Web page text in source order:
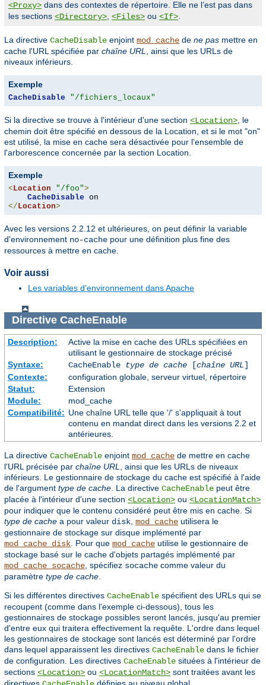
<Proxy> dans des contextes de répertoire. Elle ne l’est pas dans
les sections <Directory> <Files> ou <If>
La directive CacheDisable enjoint mod_cache de ne pas mettre en
cache l'URL spécifiée par chaîne URL
, ainsi que les URLs de
niveaux inférieurs.
Exemple
CacheDisable "/fichiers_locaux"
Si la directive se trouve à l'intérieur d'une section <Location> , le
chemin doit être spécifié en dessous de la Location, et si le mot "on"
est utilisé, la mise en cache sera désactivée pour l'ensemble de
l'arborescence concernée par la section Location.
Exemple
<Location "/foo">
CacheDisable
</Location>
Avec les versions 2.2.12 et ultérieures, on peut définir la variable
d'environnement no-cache pour une définition plus fine des
ressources à mettre en cache.
Voir aussi
Les variables d'environnement dans Apache
Directive CacheEnable
Description:
Active la mise en cache des URLs spécifiées en
utilisant le gestionnaire de stockage précisé
Syntaxe:
CacheEnable type de cache[chaîne URL]
Contexte:
configuration globale, serveur virtuel, répertoire
Statut:
Extension
Module:
mod_cache
Compatibilité: Une chaîne URL telle que '/' s'appliquait à tout
contenu en mandat direct dans les versions 2.2 et
antérieures.
La directive CacheEnable enjoint mod_cache de mettre en cache
l'URL précisée par chaîne URL
, ainsi que les URLs de niveaux
inférieurs. Le gestionnaire de stockage du cache est spécifié à l'aide
de l'argument type de cache . La directive CacheEnable peut être
placée à l'intérieur d'une section <Location> ou <LocationMatch>
pour indiquer que le contenu considéré peut être mis en cache. Si
type de cache a pour valeur disk mod_cache utilisera le
gestionnaire de stockage sur disque implémenté par
mod_cache_disk . Pour que mod_cache utilise le gestionnaire de
stockage basé sur le cache d'objets partagés implémenté par
mod_cache_socache , spécifiez socache comme valeur du
paramètre type de cache
Si les différentes directives CacheEnable spécifient des URLs qui se
recoupent (comme dans l'exemple ci-dessous), tous les
gestionnaires de stockage possibles seront lancés, jusqu'au premier
d'entre eux qui traitera effectivement la requête. L'ordre dans lequel
les gestionnaires de stockage sont lancés est déterminé par l'ordre
dans lequel apparaissent les directives CacheEnable dans le fichier
de configuration. Les directives CacheEnable situées à l'intérieur de
sections <Location> ou <LocationMatch> sont traitées avant les